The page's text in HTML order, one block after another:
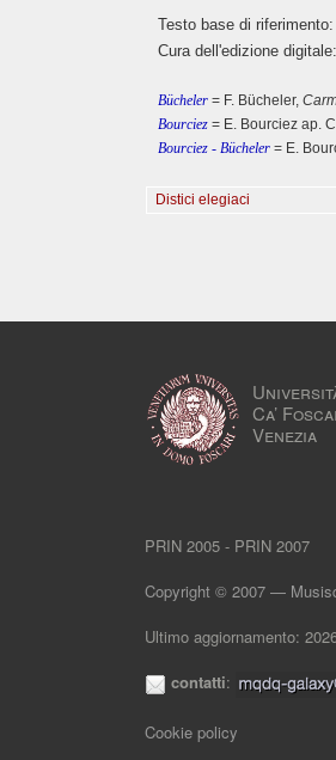
Testo base di
Cura dell'edizione
Bücheler = F. Bücheler,
Bourciez = E. Bourciez ap.
Bourciez - Bücheler = E.
Distici elegiaci
Ca’
Venezia
PRIN 2005 - PRIN 2007
Copyright © 2007 —
Ultimo aggiornamento:
contatti:
Cookie policy